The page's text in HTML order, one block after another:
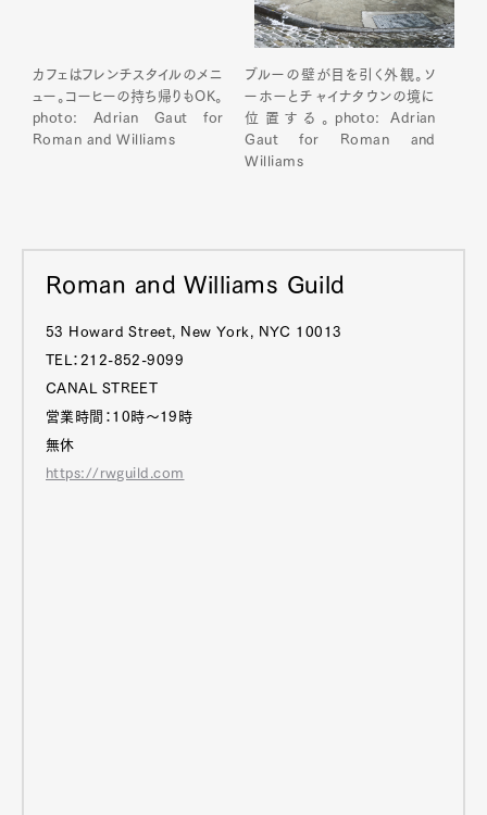
カフェはフレンチスタイルのメニ
ュー。コーヒーの持ち帰りもOK。
photo: Adrian Gaut for
Roman and Williams
ブルーの壁が目を引く外観。ソ
ーホーとチャイナタウンの境に
位置する。photo: Adrian
Gaut for Roman and
Williams
Roman and Williams Guild
53 Howard Street, New York, NYC 10013
TEL：212-852-9099
CANAL STREET
営業時間：10時～19時
無休
https://rwguild.com